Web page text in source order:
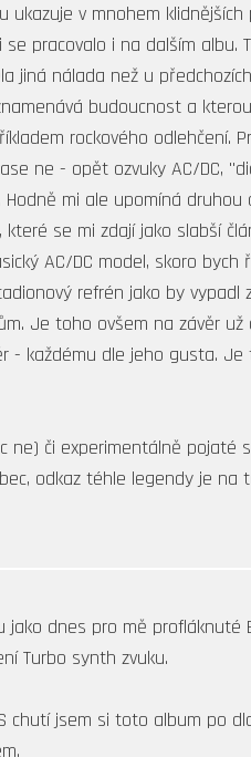
ukazuje v mnohem
pracovalo i na dalším albu.
jiná nálada než u
budoucnost a
rockového odlehčení.
ne - opět ozvuky AC/DC,
mi ale upomíná
se mi zdají jako slabší
AC/DC model, skoro bych
refrén jako by vypadl
Je toho ovšem na závěr už
- každému dle jeho gusta.
ne) či experimentálně pojaté
odkaz téhle legendy je na
dnes pro mě profláknuté
Turbo synth zvuku.
chutí jsem si toto album po